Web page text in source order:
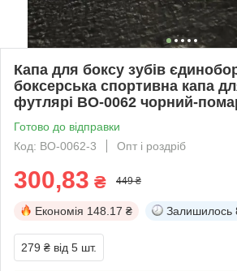
Капа для боксу зубів
боксерська спортивна капа
футлярі BO-0062 чорний-
Готово до відправки
Код: BO-0062-3
Опт і роздріб
300,83 ₴ 449 ₴
Економія 148.17 ₴ Залишилось
279 ₴ від 5 шт.